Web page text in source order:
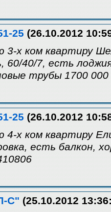
25 (26.10.2012
3-х ком квартиру
60/40/7, есть
трубы 1700 000
25 (26.10.2012
4-х ком квартиру
есть балкон,
С" (25.10.2012